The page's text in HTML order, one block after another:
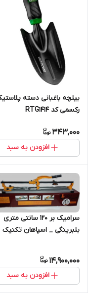
بیلچه باغبانی دسته
رکسمی کد RTG1414
343,000
افزودن به سبد
سرامیک بر 120 سانتی متری
بلبرینگی _ اسپاهان تکنیک
14,900,000
افزودن به سبد